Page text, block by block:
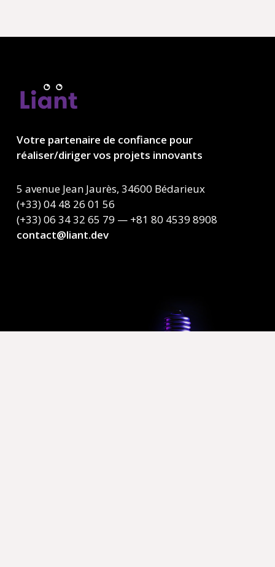
Votre partenaire de confiance pour
réaliser/diriger vos projets innovants
5 avenue Jean Jaurès, 34600 Bédarieux
(+33) 04 48 26 01 56
(+33) 06 34 32 65 79 — +81 80 4539 8908
contact@liant.dev